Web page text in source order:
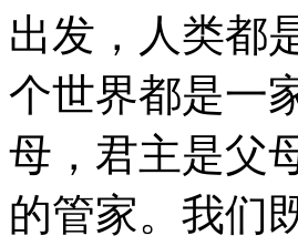
出发，人类都
个世界都是一
母，君主是父
的管家。我们